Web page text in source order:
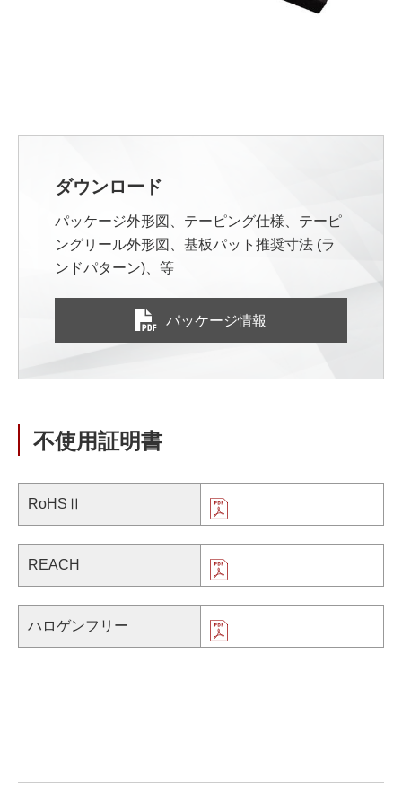
ダウンロード
パッケージ外形図、テーピング仕様、テーピ
ングリール外形図、基板パット推奨寸法 (ラ
ンドパターン)、等
パッケージ情報
不使用証明書
RoHSⅡ
REACH
ハロゲンフリー